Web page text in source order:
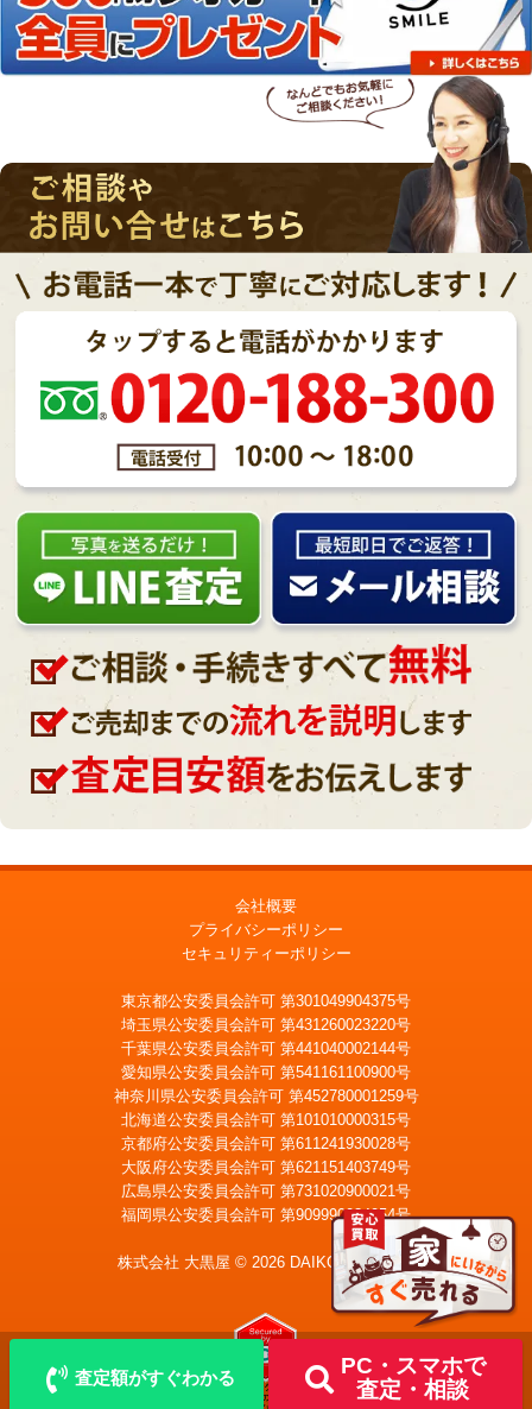
査定額がすぐわかる
PC・スマホで
査定・相談
LINE査定 メール査定
宅配買取を申込む
会社概要
プライバシーポリシー
セキュリティーポリシー
東京都公安委員会許可 第301049904375号
埼玉県公安委員会許可 第431260023220号
千葉県公安委員会許可 第441040002144号
愛知県公安委員会許可 第541161100900号
神奈川県公安委員会許可 第452780001259号
北海道公安委員会許可 第101010000315号
京都府公安委員会許可 第611241930028号
大阪府公安委員会許可 第621151403749号
広島県公安委員会許可 第731020900021号
福岡県公安委員会許可 第909990034054号
株式会社 大黒屋 © 2026 DAIKOKUYA, Inc.